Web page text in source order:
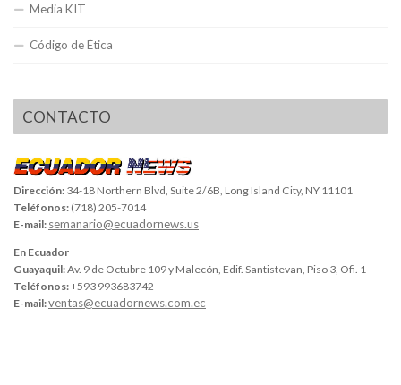
Media KIT
Código de Ética
CONTACTO
Dirección: 34-18 Northern Blvd, Suite 2/6B, Long Island City, NY 11101
Teléfonos: (718) 205-7014
E-mail: semanario@ecuadornews.us
En Ecuador
Guayaquil:Av. 9 de Octubre 109 y Malecón, Edif. Santistevan, Piso 3, Ofi. 1
Teléfonos:+593 993683742
E-mail:ventas@ecuadornews.com.ec